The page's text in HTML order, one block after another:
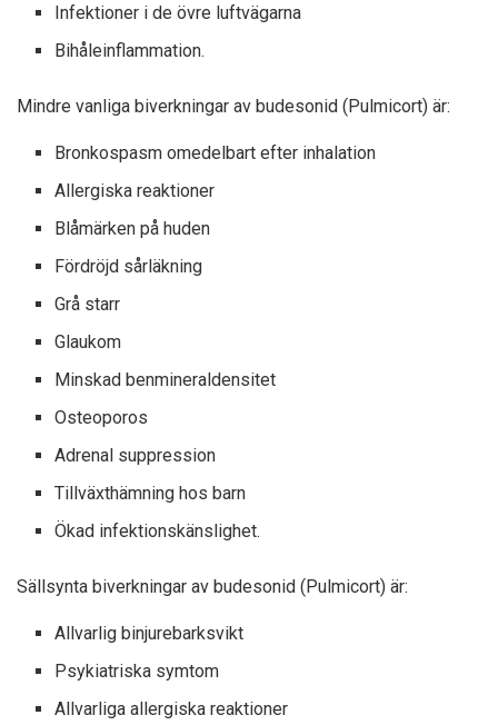
Infektioner i de övre luftvägarna
Bihåleinflammation.
Mindre vanliga biverkningar av budesonid (Pulmicort) är:
Bronkospasm omedelbart efter inhalation
Allergiska reaktioner
Blåmärken på huden
Fördröjd sårläkning
Grå starr
Glaukom
Minskad benmineraldensitet
Osteoporos
Adrenal suppression
Tillväxthämning hos barn
Ökad infektionskänslighet.
Sällsynta biverkningar av budesonid (Pulmicort) är:
Allvarlig binjurebarksvikt
Psykiatriska symtom
Allvarliga allergiska reaktioner